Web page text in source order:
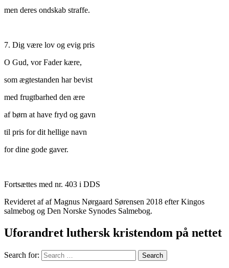
men deres ondskab straffe.
7. Dig være lov og evig pris
O Gud, vor Fader kære,
som ægtestanden har bevist
med frugtbarhed den ære
af børn at have fryd og gavn
til pris for dit hellige navn
for dine gode gaver.
Fortsættes med nr. 403 i DDS
Revideret af af Magnus Nørgaard Sørensen 2018 efter Kingos
salmebog og Den Norske Synodes Salmebog.
Uforandret luthersk kristendom på nettet
Search for: